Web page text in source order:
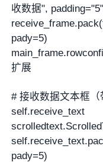
收数据",
pady=5)
扩展
# 接收数据文本框（
pady=5)